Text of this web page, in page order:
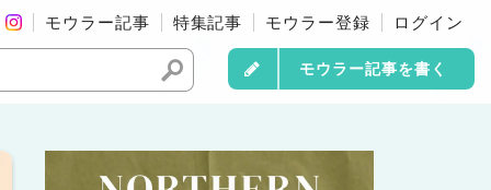
モウラー記事 特集記事 モウラー登録 ログイン
モウラー記事を書く